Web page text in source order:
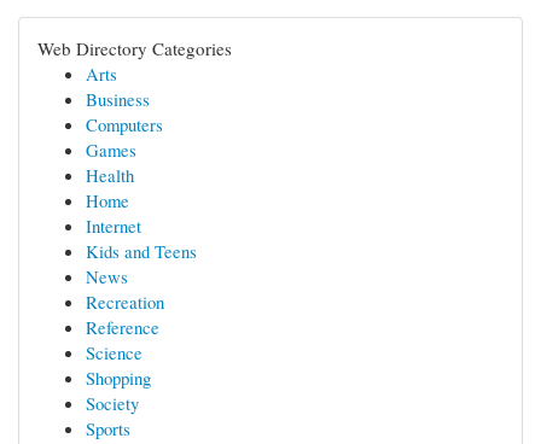
Web Directory Categories
Arts
Business
Computers
Games
Health
Home
Internet
Kids and Teens
News
Recreation
Reference
Science
Shopping
Society
Sports